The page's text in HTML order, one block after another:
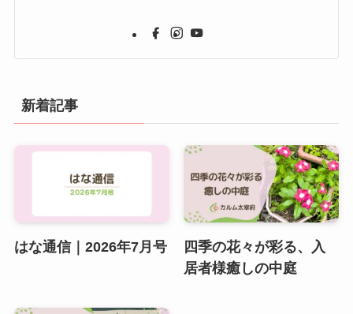
新着記事
はな通信｜2026年7月号
四季の花々が彩る、入
居者様癒しの中庭